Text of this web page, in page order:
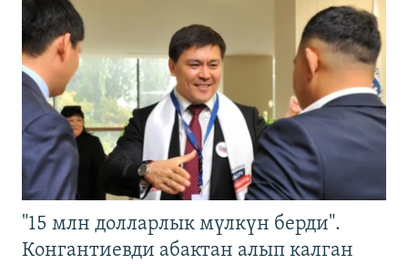
"15 млн долларлык мүлкүн берди".
Конгантиевди абактан алып калган